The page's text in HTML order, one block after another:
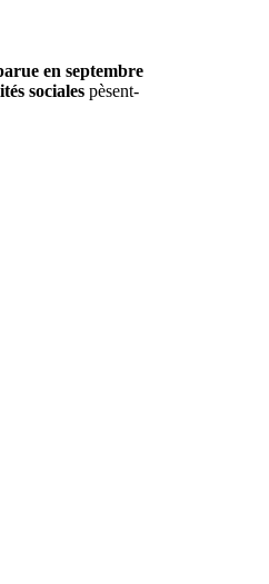
en septembre
socialespèsent-